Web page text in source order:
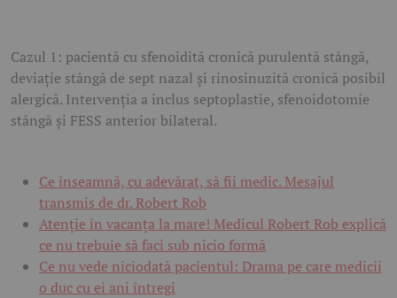
Cazul 1: pacientă cu sfenoidită cronică purulentă stângă,
deviație stângă de sept nazal și rinosinuzită cronică posibil
alergică. Intervenția a inclus septoplastie, sfenoidotomie
stângă și FESS anterior bilateral.
Ce înseamnă, cu adevărat, să fii medic. Mesajul
transmis de dr. Robert Rob
Atenție în vacanța la mare! Medicul Robert Rob explică
ce nu trebuie să faci sub nicio formă
Ce nu vede niciodată pacientul: Drama pe care medicii
o duc cu ei ani întregi